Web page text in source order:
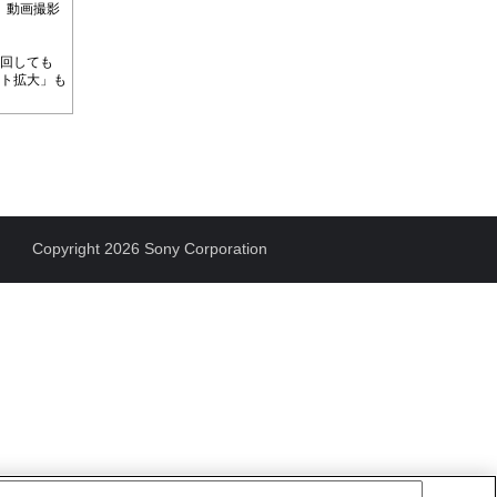
動画撮影
しても
拡大」も
Copyright 2026 Sony Corporation